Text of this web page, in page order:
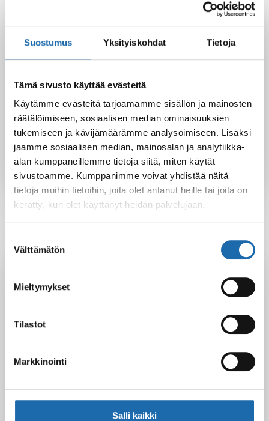
Suostumus Yksityiskohdat Tietoja
Tämä sivusto käyttää evästeitä
Käytämme evästeitä tarjoamamme sisällön ja mainosten
räätälöimiseen, sosiaalisen median ominaisuuksien
tukemiseen ja kävijämäärämme analysoimiseen. Lisäksi
jaamme sosiaalisen median, mainosalan ja analytiikka-
alan kumppaneillemme tietoja siitä, miten käytät
sivustoamme. Kumppanimme voivat yhdistää näitä
tietoja muihin tietoihin, joita olet antanut heille tai joita on
kerätty, kun olet käyttänyt heidän palvelujaan.
valinta
Välttämätön
Mieltymykset
Tilastot
Markkinointi
Salli kaikki
huoltoaineet huonekalujen ja tekstiilien kunnostukseen, teet
hyvän valinnan sekä kodin että ympäristön kannalta.
Facebook Pinterest
Twitter
Softcare